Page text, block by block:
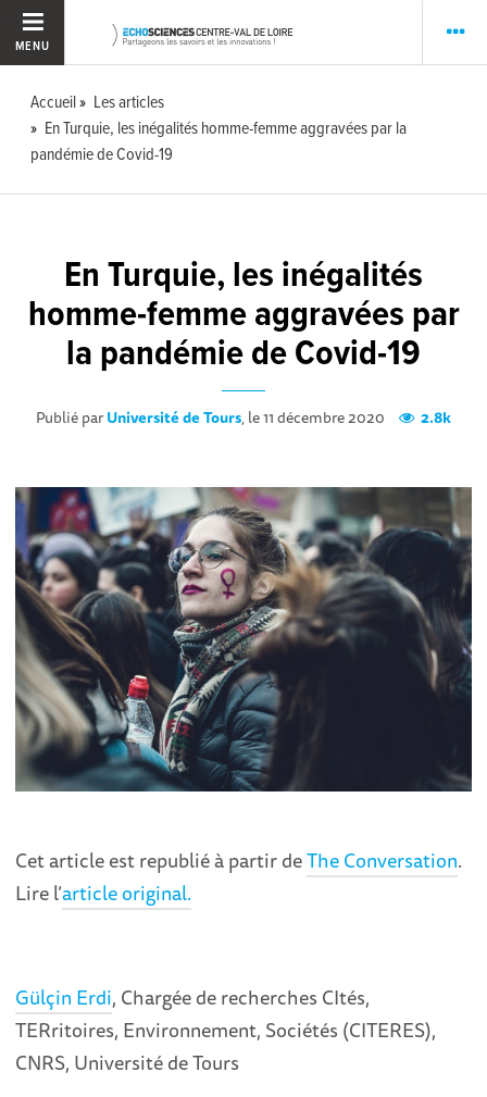
MENU
Accueil
Les articles
En Turquie, les inégalités homme-femme aggravées par la
pandémie de Covid-19
En Turquie, les inégalités
homme-femme aggravées par
la pandémie de Covid-19
Publié parUniversité de Tours, le 11 décembre 2020 2.8k
Cet article est republié à partir deThe Conversation.
Lire l’article original.
Gülçin Erdi, Chargée de recherches CItés,
TERritoires, Environnement, Sociétés (CITERES),
CNRS, Université de Tours